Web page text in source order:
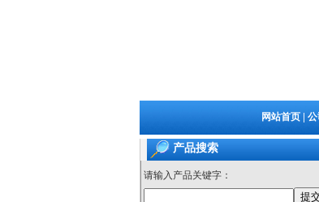
网站首页| 公
产品搜索
请输入产品关键字：